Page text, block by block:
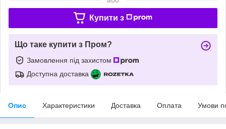
Купити з
Що таке купити з Пром?
Замовлення під захистом
Доступна доставка
Опис Характеристики Доставка Оплата Умови